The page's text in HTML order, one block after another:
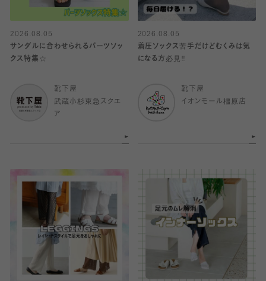
2026.08.05
サンダルに合わせられるパーツソッ
クス特集☆
靴下屋
武蔵小杉東急スクエ
ア
2026.08.05
着圧ソックス苦手だけどむくみは気
になる方必見‼️
靴下屋
イオンモール橿原店